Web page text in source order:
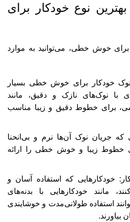
نوع خودکار برای
برای خوش خطی، می‌توانید به موارد
خودکار برای خوش ‌خطی بسیار
با نوک‌های نازک و دقیق، مانند
برای خطوط دقیق و زیبا مناسب
که جریان نوک آن‌ها نرم و بی‌انحنا
خطوط زیبا و خوش ‌خطی را ارائه
خودکارهایی که استفاده آسان و
مانند خودکارهایی با بدنه‌های
استفاده طولانی‌مدت و خوشایندی
بیاورند.